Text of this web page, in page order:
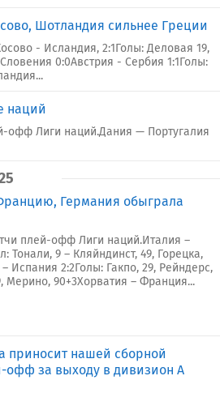
Шотландия сильнее Греции
- Исландия, 2:1Голы: Деловая 19,
0:0Австрия - Сербия 1:1Голы:
наций
офф Лиги наций.Дания — Португалия
Германия обыграла
плей-офф Лиги наций.Италия –
Тонали, 9 – Кляйндинст, 49, Горецка,
Испания 2:2Голы: Гакпо, 29, Рейндерс,
Мерино, 90+3Хорватия – Франция...
приносит нашей сборной
офф за выходу в дивизион А